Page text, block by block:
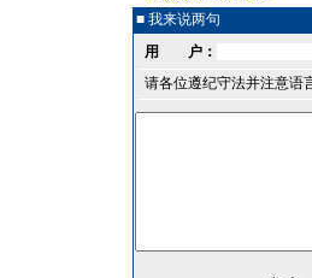
■ 我来说两句
用 户：
请各位遵纪守法并注意语